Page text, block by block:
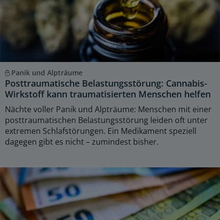
Panik und Alpträume
Posttraumatische Belastungsstörung: Cannabis-
Wirkstoff kann traumatisierten Menschen helfen
Nächte voller Panik und Alpträume: Menschen mit einer
posttraumatischen Belastungsstörung leiden oft unter
extremen Schlafstörungen. Ein Medikament speziell
dagegen gibt es nicht – zumindest bisher.